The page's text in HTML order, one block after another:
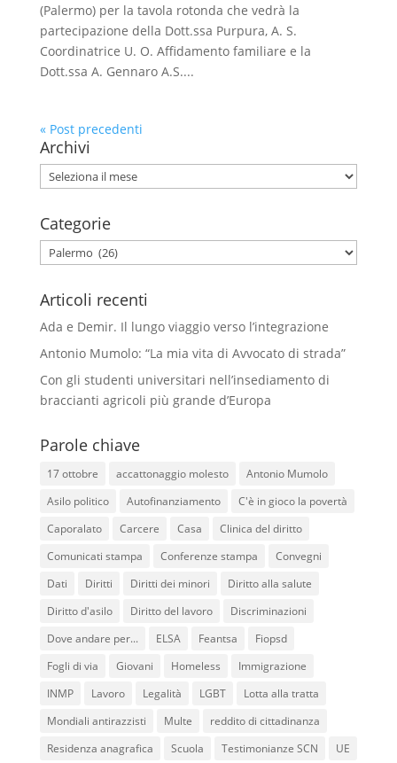
(Palermo) per la tavola rotonda che vedrà la
partecipazione della Dott.ssa Purpura, A. S.
Coordinatrice U. O. Affidamento familiare e la
Dott.ssa A. Gennaro A.S....
« Post precedenti
Archivi
Archivi
Categorie
Categorie
Articoli recenti
Ada e Demir. Il lungo viaggio verso l’integrazione
Antonio Mumolo: “La mia vita di Avvocato di strada”
Con gli studenti universitari nell’insediamento di
braccianti agricoli più grande d’Europa
Parole chiave
17 ottobre accattonaggio molesto
Antonio Mumolo
Asilo politico
Autofinanziamento
C'è in gioco la povertà
Caporalato
Carcere Casa
Clinica del diritto
Comunicati stampa
Conferenze stampa
Convegni
Dati
Diritti Diritti dei minori
Diritto alla salute
Diritto d'asilo
Diritto del lavoro
Discriminazioni
Dove andare per...
ELSA Feantsa
Fiopsd
Fogli di via
Giovani Homeless
Immigrazione
INMP
Lavoro Legalità LGBT
Lotta alla tratta
Mondiali antirazzisti
Multe
reddito di cittadinanza
Residenza anagrafica
Scuola Testimonianze SCN UE